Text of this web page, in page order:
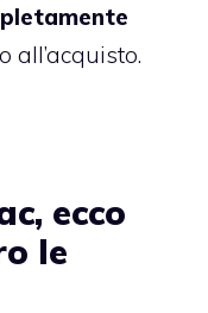
all’acquisto.
ecco
le